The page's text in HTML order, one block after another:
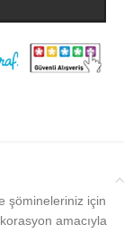
şömineleriniz için
amacıyla